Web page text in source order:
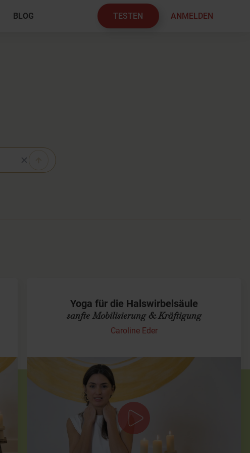
BLOG TESTEN ANMELDEN
Yoga für die Halswirbelsäule
sanfte Mobilisierung & Kräftigung
Caroline Eder
Achtsame Praxis für mehr Nackenfreiheit
In dieser kurzen, aber gezielten Kundalini-Einheit kümmern
wir uns um die Mobilisierung und sanfte Kräftigung Deiner
Halswirbelsäule – ideal bei…